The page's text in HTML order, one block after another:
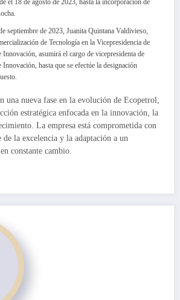
septiembre de 2023, Juanita Quintana Valdivieso,
de Tecnología en la Vicepresidencia de
Innovación, asumirá el cargo de vicepresidenta de
Innovación, hasta que se efectúe la designación
una nueva fase en la evolución de Ecopetrol,
estratégica enfocada en la innovación, la
La empresa está comprometida con
de la excelencia y la adaptación a un
constante cambio.